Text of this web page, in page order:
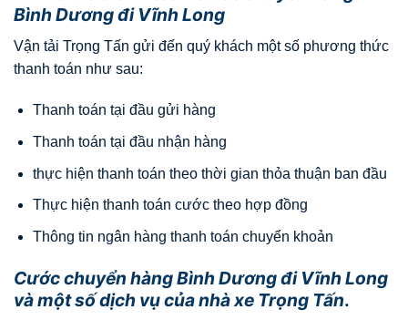
Bình Dương đi Vĩnh Long
Vận tải Trọng Tấn gửi đến quý khách một số phương thức
thanh toán như sau:
Thanh toán tại đầu gửi hàng
Thanh toán tại đầu nhận hàng
thực hiện thanh toán theo thời gian thỏa thuận ban đầu
Thực hiện thanh toán cước theo hợp đồng
Thông tin ngân hàng thanh toán chuyển khoản
Cước chuyển hàng Bình Dương đi Vĩnh Long
và một số dịch vụ của nhà xe Trọng Tấn.